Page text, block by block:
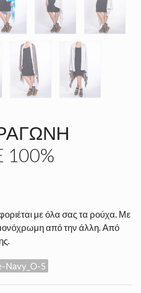
100%
με όλα σας τα ρούχα. Με
από την άλλη. Από
S